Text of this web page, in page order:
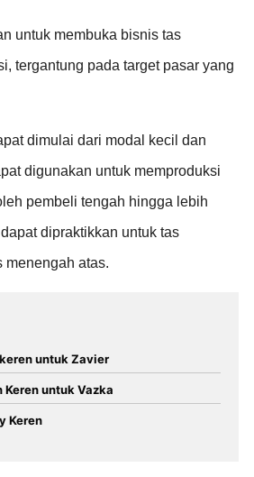
untuk membuka bisnis tas
tergantung pada target pasar yang
dimulai dari modal kecil dan
digunakan untuk memproduksi
pembeli tengah hingga lebih
dipraktikkan untuk tas
menengah atas.
untuk Zavier
Keren untuk Vazka
Keren